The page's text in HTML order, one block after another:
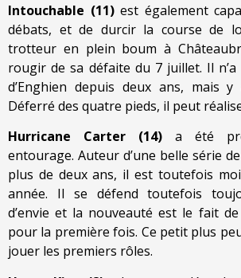
Intouchable (11)est également
débats, et de durcir la course de
trotteur en plein boum à
rougir de sa défaite du 7 juillet. Il
d’Enghien depuis deux ans, mais
Déferré des quatre pieds, il peut
Hurricane Carter (14) a été
entourage. Auteur d’une belle série
plus de deux ans, il est toutefois
année. Il se défend toutefois
d’envie et la nouveauté est le fait
pour la première fois. Ce petit plus
jouer les premiers rôles.